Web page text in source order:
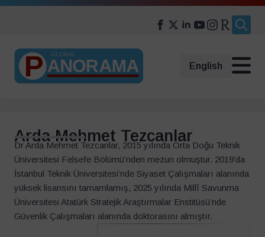
English
Arda Mehmet Tezcanlar
Dr Arda Mehmet Tezcanlar, 2015 yılında Orta Doğu Teknik
Üniversitesi Felsefe Bölümü’nden mezun olmuştur. 2019’da
İstanbul Teknik Üniversitesi’nde Siyaset Çalışmaları alanında
yüksek lisansını tamamlamış, 2025 yılında Millî Savunma
Üniversitesi Atatürk Stratejik Araştırmalar Enstitüsü’nde
Güvenlik Çalışmaları alanında doktorasını almıştır.